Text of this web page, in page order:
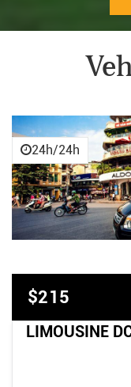
24h/24h
$215
LIMOUSINE